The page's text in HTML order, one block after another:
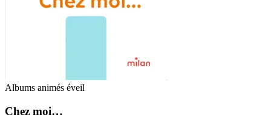
Albums animés éveil
Chez moi…